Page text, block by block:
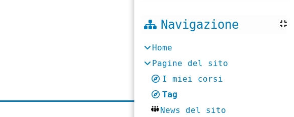
Navigazione
Home
Pagine del sito
I miei corsi
Tag
News del sito